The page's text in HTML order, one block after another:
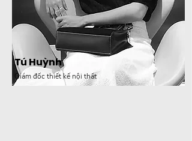
Tú Huỳnh
Giám đốc thiết kế nội thất